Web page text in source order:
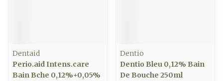
Dentaid
Perio.aid Intens.care
Bain Bche 0,12%+0,05%
Dentio
Dentio Bleu 0,12% Bain
De Bouche 250ml